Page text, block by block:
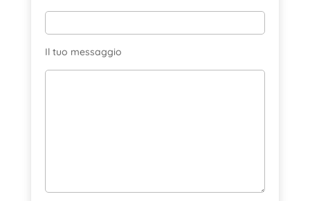
Il tuo messaggio